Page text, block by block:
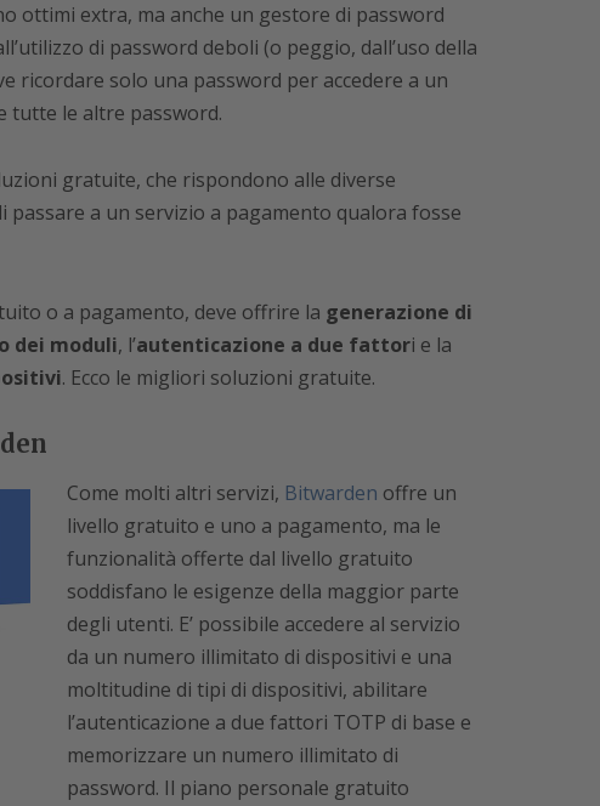
ottimi extra, ma anche un gestore di password
di password deboli (o peggio, dall’uso della
ricordare solo una password per accedere a un
tutte le altre password.
gratuite, che rispondono alle diverse
a un servizio a pagamento qualora fosse
o a pagamento, deve offrire la generazione di
dei moduli, l’autenticazione a due fattori e la
. Ecco le migliori soluzioni gratuite.
Come molti altri servizi, Bitwarden offre un
livello gratuito e uno a pagamento, ma le
funzionalità offerte dal livello gratuito
soddisfano le esigenze della maggior parte
degli utenti. E’ possibile accedere al servizio
da un numero illimitato di dispositivi e una
moltitudine di tipi di dispositivi, abilitare
l’autenticazione a due fattori TOTP di base e
memorizzare un numero illimitato di
password. Il piano personale gratuito